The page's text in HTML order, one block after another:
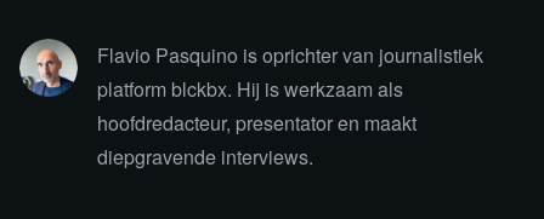
Flavio Pasquino is oprichter van journalistiek
platform blckbx. Hij is werkzaam als
hoofdredacteur, presentator en maakt
diepgravende interviews.